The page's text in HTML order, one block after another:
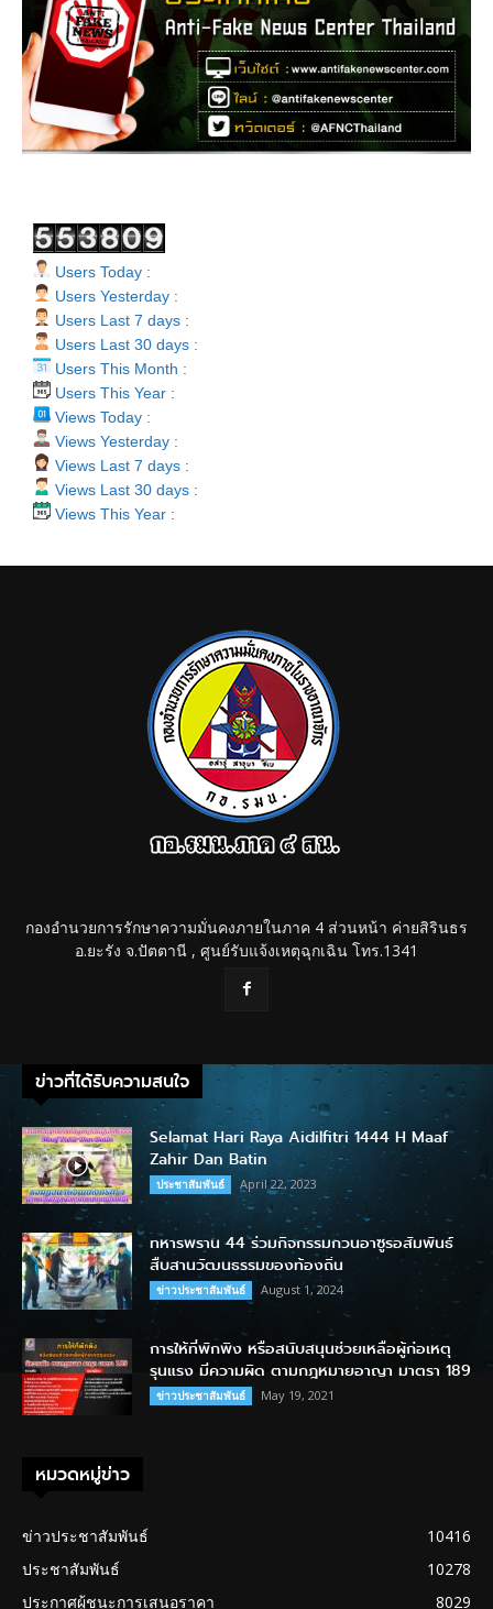
Users Today :
Users Yesterday :
Users Last 7 days :
Users Last 30 days :
Users This Month :
Users This Year :
Views Today :
Views Yesterday :
Views Last 7 days :
Views Last 30 days :
Views This Year :
กองอำนวยการรักษาความมั่นคงภายในภาค 4 ส่วนหน้า ค่ายสิรินธร
อ.ยะรัง จ.ปัตตานี , ศูนย์รับแจ้งเหตุฉุกเฉิน โทร.1341
ข่าวที่ได้รับความสนใจ
Selamat Hari Raya Aidilfitri 1444 H Maaf
Zahir Dan Batin
ประชาสัมพันธ์ April 22, 2023
ทหารพราน 44 ร่วมกิจกรรมกวนอาซูรอสัมพันธ์
สืบสานวัฒนธรรมของท้องถิ่น
ข่าวประชาสัมพันธ์ August 1, 2024
การให้ที่พักพิง หรือสนับสนุนช่วยเหลือผู้ก่อเหตุ
รุนแรง มีความผิด ตามกฎหมายอาญา มาตรา 189
ข่าวประชาสัมพันธ์ May 19, 2021
หมวดหมู่ข่าว
ข่าวประชาสัมพันธ์
10416
ประชาสัมพันธ์
10278
ประกาศผู้ชนะการเสนอราคา
8029